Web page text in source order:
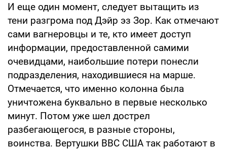
И еще один момент, следует вытащить из
тени разгрома под Дэйр эз Зор. Как отмечают
сами вагнеровцы и те, кто имеет доступ
информации, предоставленной самими
очевидцами, наибольшие потери понесли
подразделения, находившиеся на марше.
Отмечается, что именно колонна была
уничтожена буквально в первые несколько
минут. Потом уже шел дострел
разбегающегося, в разные стороны,
воинства. Вертушки ВВС США так работают в